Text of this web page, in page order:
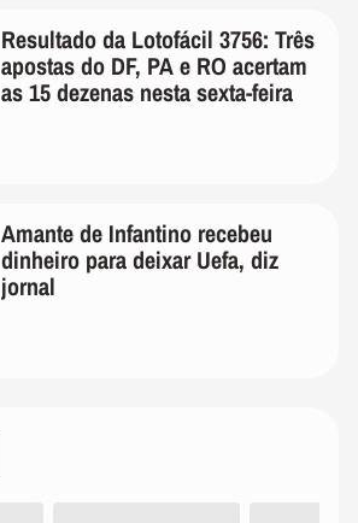
Resultado da Lotofácil 3756: Três
apostas do DF, PA e RO acertam
as 15 dezenas nesta sexta-feira
Amante de Infantino recebeu
dinheiro para deixar Uefa, diz
jornal